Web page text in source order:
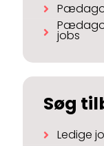
jobs
Søg
Ledige